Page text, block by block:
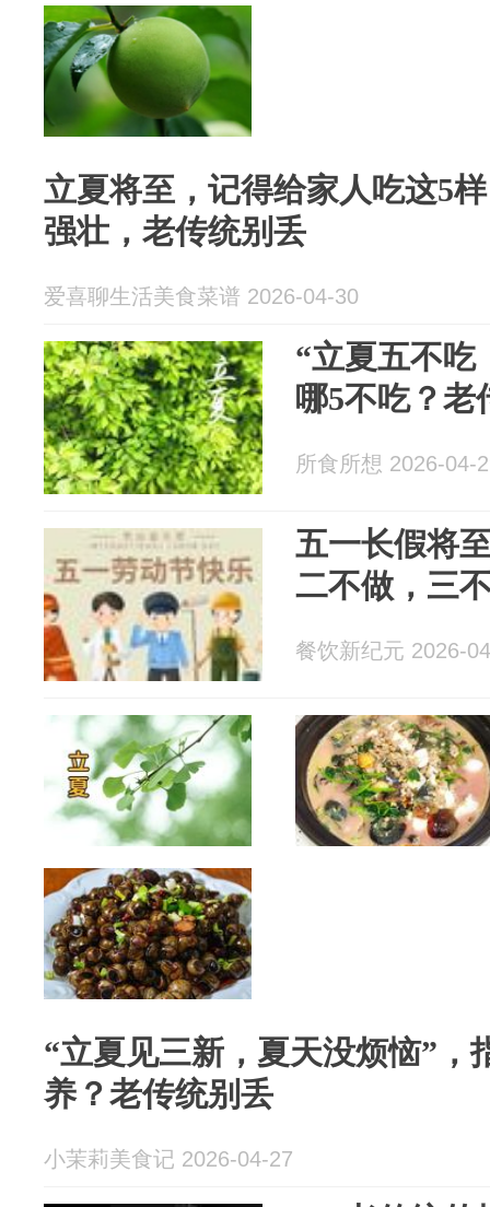
立夏将至，记得给家人吃这5
强壮，老传统别丢
爱喜聊生活美食菜谱 2026-04-30
“立夏五不吃
哪5不吃？老
所食所想 2026-04-
五一长假将
二不做，三
餐饮新纪元 2026-
“立夏见三新，夏天没烦恼”，
养？老传统别丢
小茉莉美食记 2026-04-27